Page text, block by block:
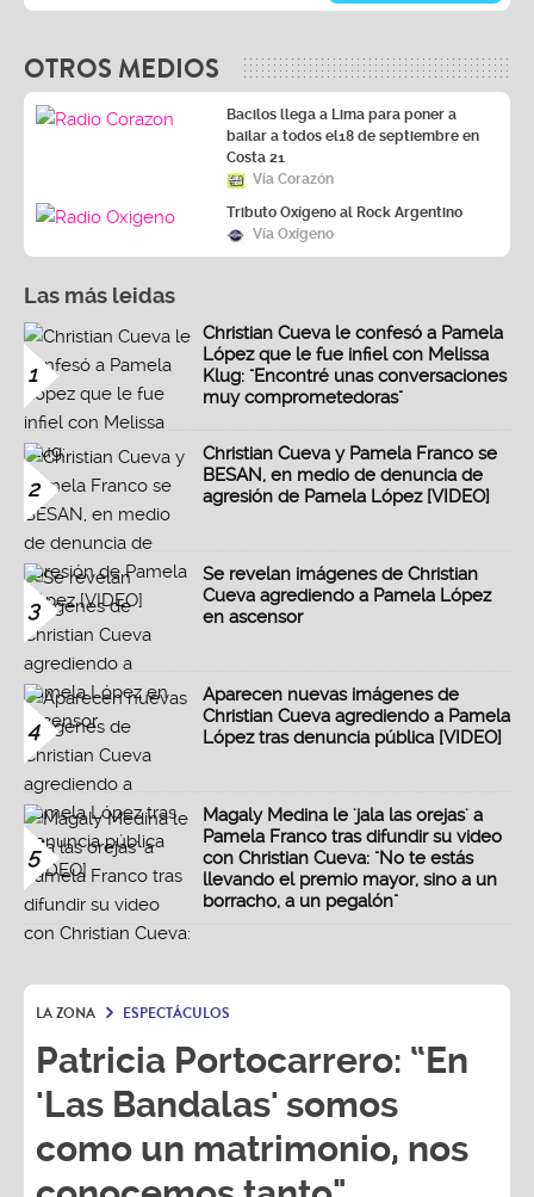
OTROS MEDIOS
Bacilos llega a Lima para poner a
bailar a todos el18 de septiembre en
Costa 21
Vía Corazón
Tributo Oxígeno al Rock Argentino
Vía Oxígeno
Las más leidas
1
Christian Cueva le confesó a Pamela
López que le fue infiel con Melissa
Klug: "Encontré unas conversaciones
muy comprometedoras"
2
Christian Cueva y Pamela Franco se
BESAN, en medio de denuncia de
agresión de Pamela López [VIDEO]
3
Se revelan imágenes de Christian
Cueva agrediendo a Pamela López
en ascensor
4
Aparecen nuevas imágenes de
Christian Cueva agrediendo a Pamela
López tras denuncia pública [VIDEO]
5
Magaly Medina le 'jala las orejas' a
Pamela Franco tras difundir su video
con Christian Cueva: "No te estás
llevando el premio mayor, sino a un
borracho, a un pegalón"
LA ZONA ESPECTÁCULOS
Patricia Portocarrero: “En
'Las Bandalas' somos
como un matrimonio, nos